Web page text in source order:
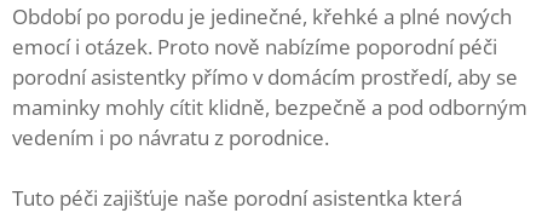
Období po porodu je jedinečné, křehké a plné nových
emocí i otázek. Proto nově nabízíme poporodní péči
porodní asistentky přímo v domácím prostředí, aby se
maminky mohly cítit klidně, bezpečně a pod odborným
vedením i po návratu z porodnice.
Tuto péči zajišťuje naše porodní asistentka která